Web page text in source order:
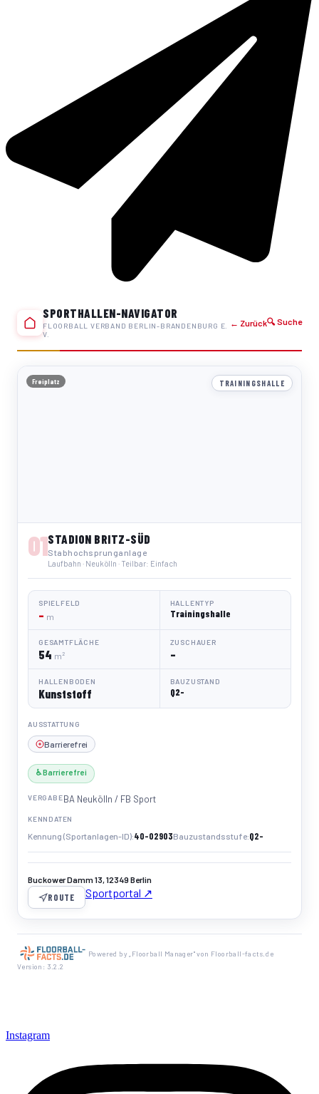
SPORTHALLEN-NAVIGATOR
FLOORBALL VERBAND BERLIN-BRANDENBURG E.
V.
← Zurück🔍 Suche
TRAININGSHALLE
Freiplatz
01STADION BRITZ-SÜD
Stabhochsprunganlage
Laufbahn · Neukölln · Teilbar: Einfach
SPIELFELD
– m
HALLENTYP
Trainingshalle
GESAMTFLÄCHE
54 m²
ZUSCHAUER
–
HALLENBODEN
Kunststoff
BAUZUSTAND
Q2-
AUSSTATTUNG
Barrierefrei
♿ Barrierefrei
VERGABEBA Neukölln / FB Sport
KENNDATEN
Kennung (Sportanlagen-ID) 40-02903Bauzustandsstufe Q2-
Buckower Damm 13, 12349 Berlin
ROUTE Sportportal ↗
Powered by „Floorball Manager" von Floorball-facts.de
Version: 3.2.2
Instagram